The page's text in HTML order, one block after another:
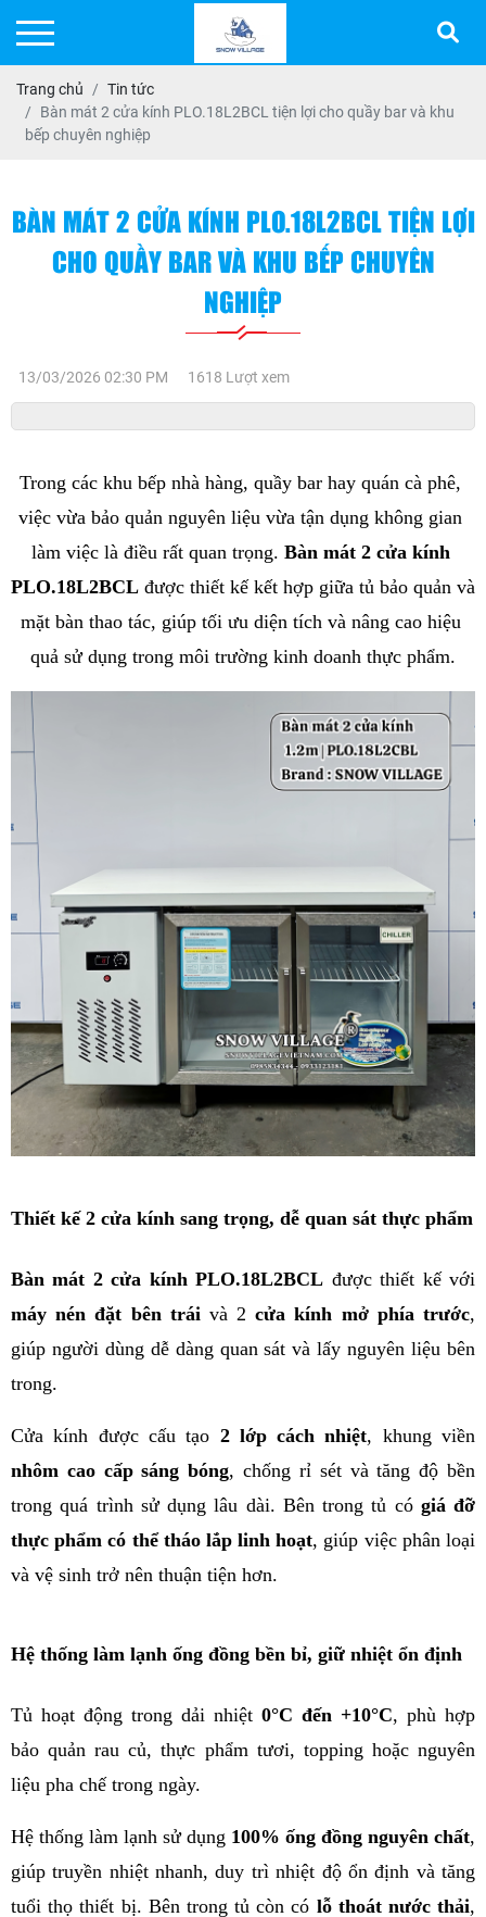
Trang chủ
Tin tức
Bàn mát 2 cửa kính PLO.18L2BCL tiện lợi cho quầy bar và khu
bếp chuyên nghiệp
BÀN MÁT 2 CỬA KÍNH PLO.18L2BCL TIỆN LỢI
CHO QUẦY BAR VÀ KHU BẾP CHUYÊN
NGHIỆP
13/03/2026 02:30 PM 1618 Lượt xem
Trong các khu bếp nhà hàng, quầy bar hay quán cà phê,
việc vừa bảo quản nguyên liệu vừa tận dụng không gian
làm việc là điều rất quan trọng. Bàn mát 2 cửa kính
PLO.18L2BCL được thiết kế kết hợp giữa tủ bảo quản và
mặt bàn thao tác, giúp tối ưu diện tích và nâng cao hiệu
quả sử dụng trong môi trường kinh doanh thực phẩm.
Thiết kế 2 cửa kính sang trọng, dễ quan sát thực phẩm
Bàn mát 2 cửa kính PLO.18L2BCL
máy nén đặt bên trái và 2 cửa kính mở phía trước,
giúp người dùng dễ dàng quan sát và lấy nguyên liệu bên
trong.
Cửa kính được cấu tạo 2 lớp cách nhiệt
nhôm cao cấp sáng bóng, chống rỉ sét và tăng độ bền
trong quá trình sử dụng lâu dài. Bên trong tủ có giá đỡ
thực phẩm có thể tháo lắp linh hoạt, giúp việc phân loại
và vệ sinh trở nên thuận tiện hơn.
Hệ thống làm lạnh ống đồng bền bỉ, giữ nhiệt ổn định
Tủ hoạt động trong dải nhiệt 0°C đến +10°C, phù hợp
bảo quản rau củ, thực phẩm tươi, topping hoặc nguyên
liệu pha chế trong ngày.
Hệ thống làm lạnh sử dụng 100% ống đồng nguyên chất,
giúp truyền nhiệt nhanh, duy trì nhiệt độ ổn định và tăng
tuổi thọ thiết bị. Bên trong tủ còn có lỗ thoát nước thải,